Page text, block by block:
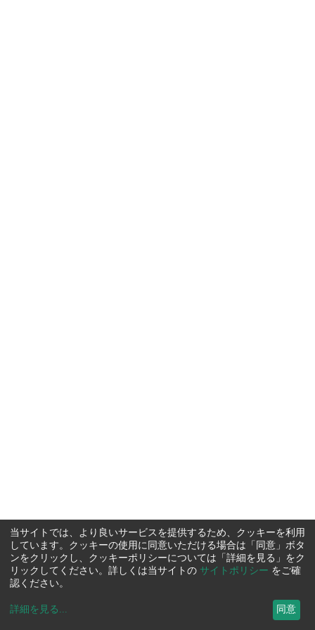
当サイトでは、より良いサービスを提供するため、クッキーを利用
しています。クッキーの使用に同意いただける場合は「同意」ボタ
ンをクリックし、クッキーポリシーについては「詳細を見る」をク
リックしてください。詳しくは当サイトの サイトポリシー をご確
認ください。
詳細を見る ... 同意